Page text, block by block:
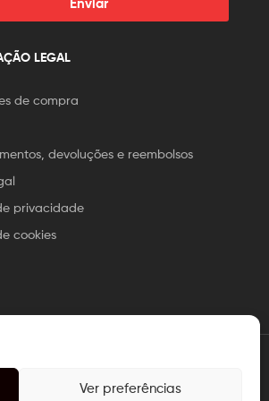
Ver preferências
Enviar
LEGAL
de compra
devoluções e reembolsos
privacidade
cookies